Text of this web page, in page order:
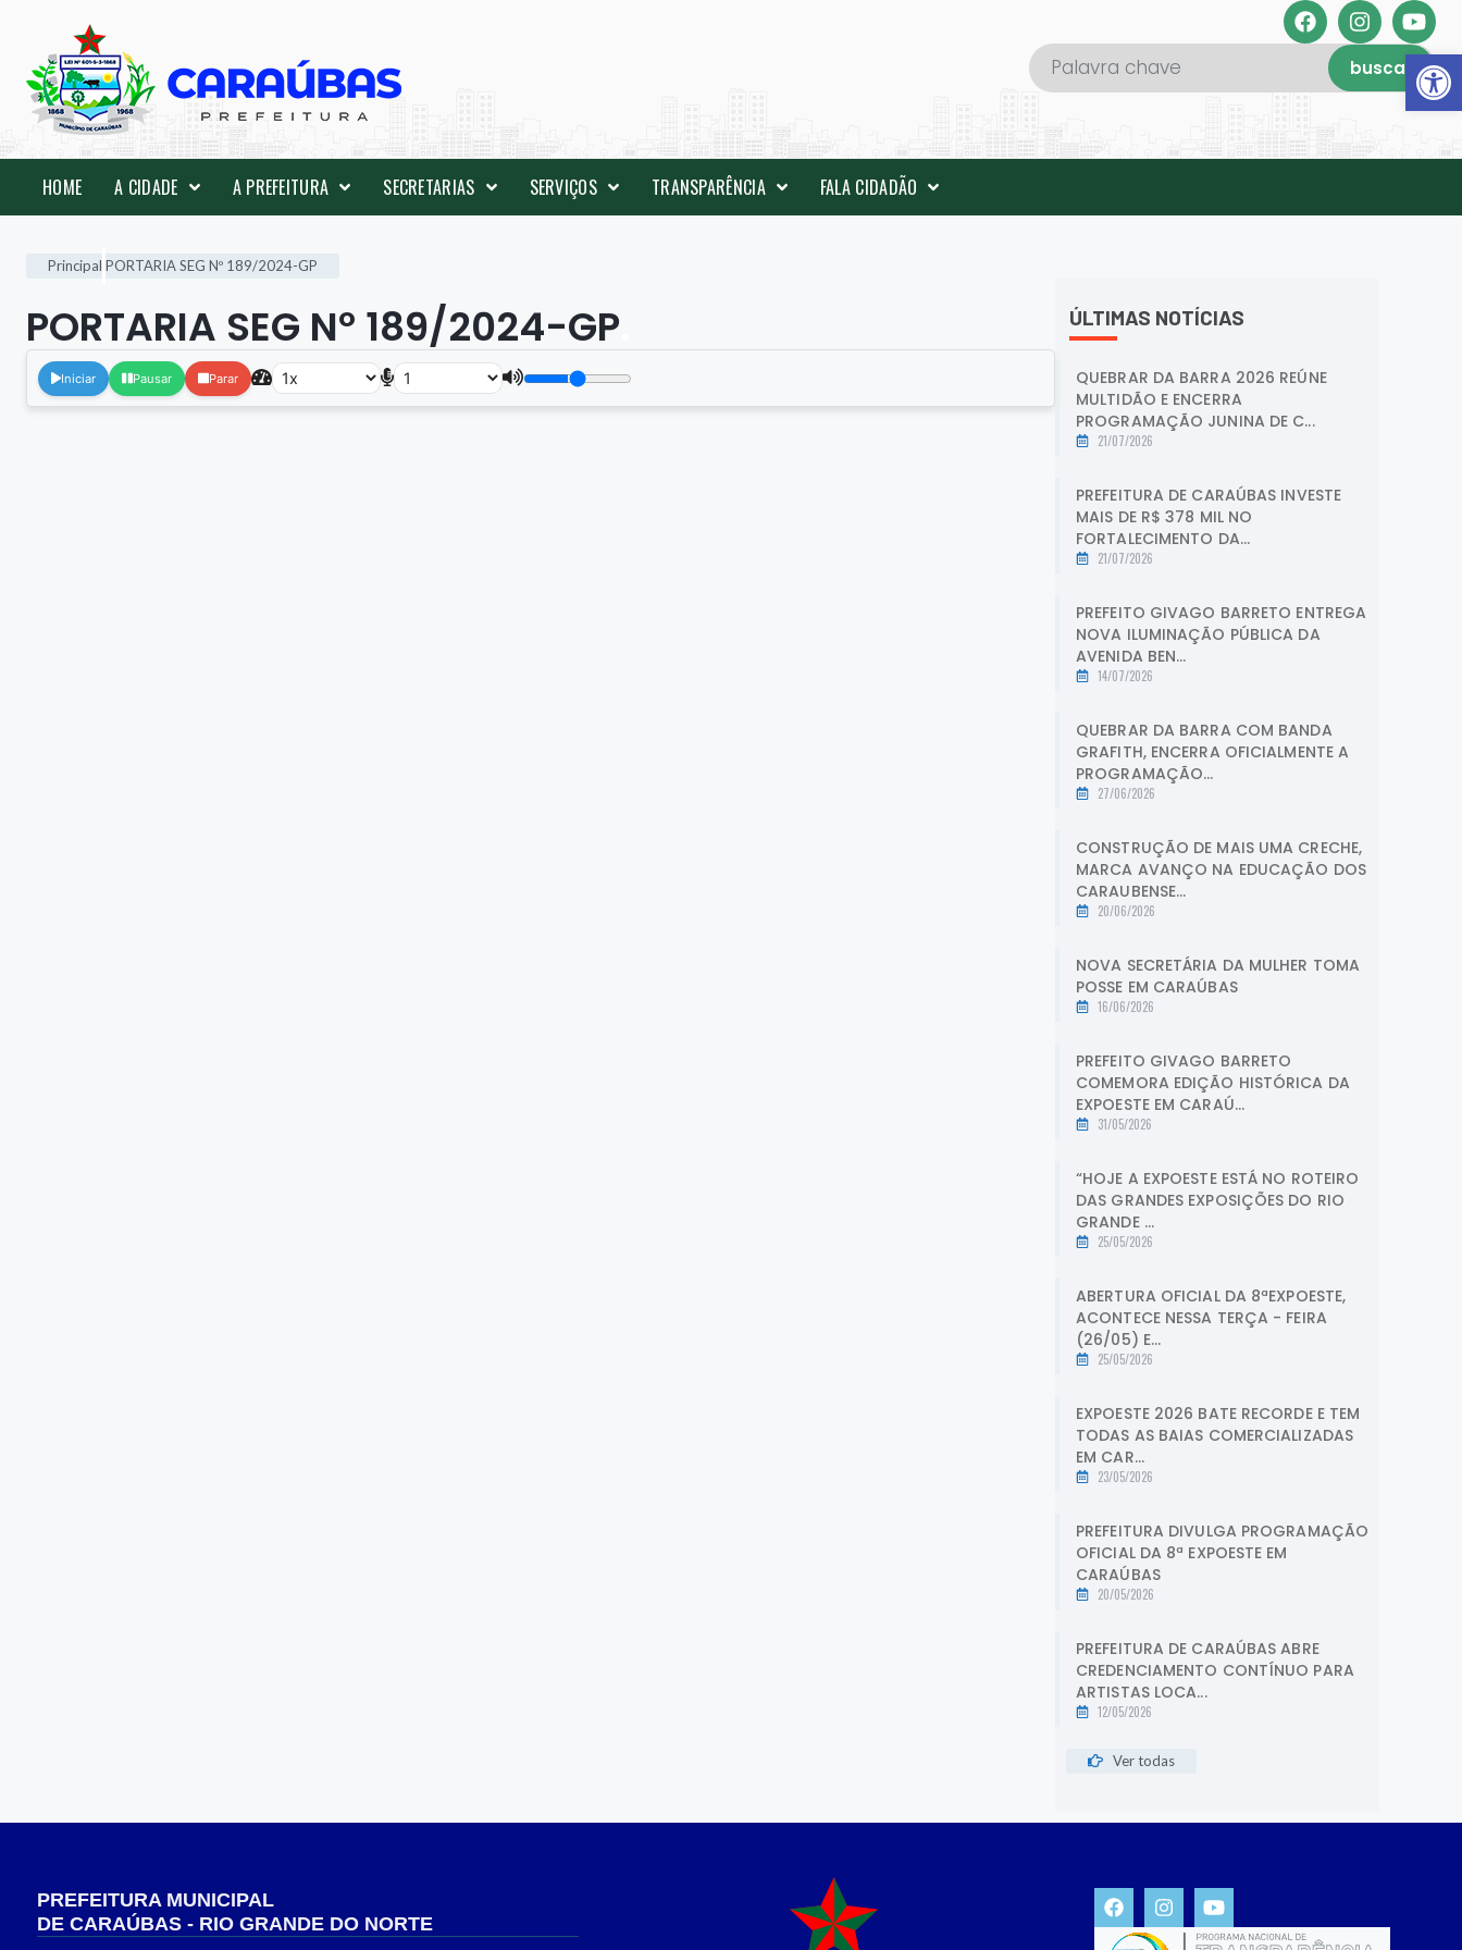
Abrir
buscar
HOME A CIDADE A PREFEITURA SECRETARIAS SERVIÇOS TRANSPARÊNCIA FALA CIDADÃO
Principal PORTARIA SEG Nº 189/2024-GP
PORTARIA SEG Nº 189/2024-GP
Iniciar Pausar Parar
ÚLTIMAS NOTÍCIAS
QUEBRAR DA BARRA 2026 REÚNE
MULTIDÃO E ENCERRA
PROGRAMAÇÃO JUNINA DE C...
21/07/2026
PREFEITURA DE CARAÚBAS INVESTE
MAIS DE R$ 378 MIL NO
FORTALECIMENTO DA...
21/07/2026
PREFEITO GIVAGO BARRETO ENTREGA
NOVA ILUMINAÇÃO PÚBLICA DA
AVENIDA BEN...
14/07/2026
QUEBRAR DA BARRA COM BANDA
GRAFITH, ENCERRA OFICIALMENTE A
PROGRAMAÇÃO...
27/06/2026
CONSTRUÇÃO DE MAIS UMA CRECHE,
MARCA AVANÇO NA EDUCAÇÃO DOS
CARAUBENSE...
20/06/2026
NOVA SECRETÁRIA DA MULHER TOMA
POSSE EM CARAÚBAS
16/06/2026
PREFEITO GIVAGO BARRETO
COMEMORA EDIÇÃO HISTÓRICA DA
EXPOESTE EM CARAÚ...
31/05/2026
“HOJE A EXPOESTE ESTÁ NO ROTEIRO
DAS GRANDES EXPOSIÇÕES DO RIO
GRANDE ...
25/05/2026
ABERTURA OFICIAL DA 8ªEXPOESTE,
ACONTECE NESSA TERÇA - FEIRA
(26/05) E...
25/05/2026
EXPOESTE 2026 BATE RECORDE E TEM
TODAS AS BAIAS COMERCIALIZADAS
EM CAR...
23/05/2026
PREFEITURA DIVULGA PROGRAMAÇÃO
OFICIAL DA 8ª EXPOESTE EM
CARAÚBAS
20/05/2026
PREFEITURA DE CARAÚBAS ABRE
CREDENCIAMENTO CONTÍNUO PARA
ARTISTAS LOCA...
12/05/2026
Ver todas
PREFEITURA MUNICIPAL
DE CARAÚBAS - RIO GRANDE DO NORTE